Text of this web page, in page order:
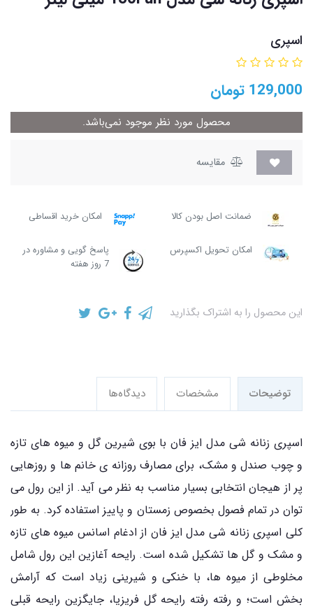
اسپری
129,000 تومان
محصول مورد نظر موجود نمی‌باشد.
مقایسه
ضمانت اصل بودن کالا امکان خرید اقساطی
امکان تحویل اکسپرس
پاسخ گویی و مشاوره در
7 روز هفته
این محصول را به اشتراک بگذارید
توضیحات مشخصات دیدگاه‌ها
اسپری زنانه شی مدل ایز فان با بوی شیرین گل و میوه های تازه
و چوب صندل و مشک، برای مصارف روزانه ی خانم ها و روزهایی
پر از هیجان انتخابی بسیار مناسب به نظر می آید. از این رول می
توان در تمام فصول بخصوص زمستان و پاییز استفاده کرد. به طور
کلی اسپری زنانه شی مدل ایز فان از ادغام اسانس میوه های تازه
و مشک و گل ها تشکیل شده است. رایحه آغازین این رول شامل
مخلوطی از میوه ها، با خنکی و شیرینی زیاد است که آرامش
بخش است؛ و رفته رفته رایحه گل فریزیا، جایگزین رایحه قبلی